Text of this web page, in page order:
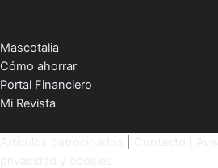
Mascotalia
Cómo ahorrar
Portal Financiero
Mi Revista